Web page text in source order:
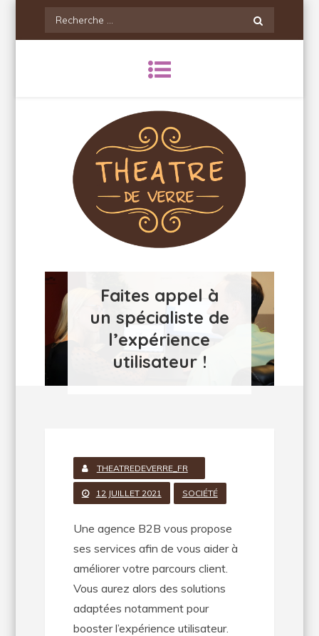
Recherche
pour:
Theatredeverre
Faites appel à
un spécialiste de
l’expérience
utilisateur !
THEATREDEVERRE_FR
12 JUILLET 2021 SOCIÉTÉ
Une agence B2B vous propose
ses services afin de vous aider à
améliorer votre parcours client.
Vous aurez alors des solutions
adaptées notamment pour
booster l’expérience utilisateur.